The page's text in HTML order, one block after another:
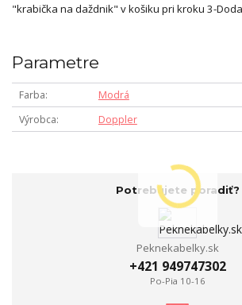
"krabička na daždnik" v košiku pri kroku 3-
Parametre
Farba
Modrá
Výrobca
Doppler
Potrebujete poradiť?
Peknekabelky.sk
+421 949747302
Po-Pia 10-16